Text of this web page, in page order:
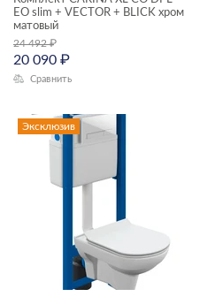
EO slim + VECTOR + BLICK хром
матовый
24 492₽
20 090 ₽
Сравнить
Эксклюзив